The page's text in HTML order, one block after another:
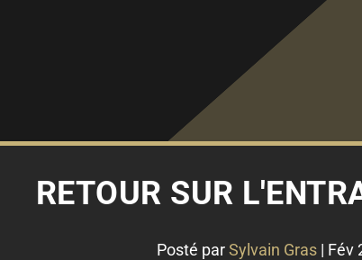
RETOUR SUR
Posté parSylvain Gras | Fév